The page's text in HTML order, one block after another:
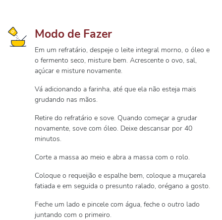
Modo de Fazer
Em um refratário, despeje o leite integral morno, o óleo e
o fermento seco, misture bem. Acrescente o ovo, sal,
açúcar e misture novamente.
Vá adicionando a farinha, até que ela não esteja mais
grudando nas mãos.
Retire do refratário e sove. Quando começar a grudar
novamente, sove com óleo. Deixe descansar por 40
minutos.
Corte a massa ao meio e abra a massa com o rolo.
Coloque o requeijão e espalhe bem, coloque a muçarela
fatiada e em seguida o presunto ralado, orégano a gosto.
Feche um lado e pincele com água, feche o outro lado
juntando com o primeiro.